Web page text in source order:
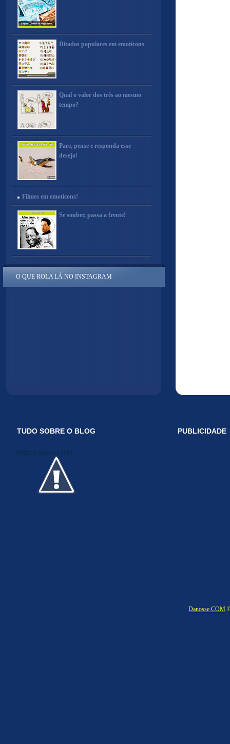
Ditados populares em emoticons
Qual o valor dos três ao mesmo
tempo?
Pare, pense e responda esse
desejo!
Filmes em emoticons!
Se souber, passa a frente!
O QUE ROLA LÁ NO INSTAGRAM
TUDO SOBRE O BLOG
Midiakit Danosse 2014
PUBLICIDADE
Danosse.COM